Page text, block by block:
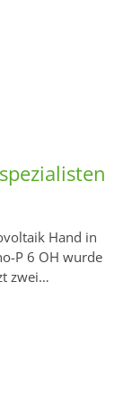
Hand in
P 6 OH wurde
zwei…